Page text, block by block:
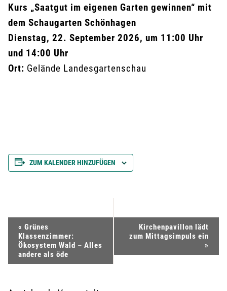
Kurs „Saatgut im eigenen Garten gewinnen“ mit
dem Schaugarten Schönhagen
Dienstag, 22. September 2026, um 11:00 Uhr
und 14:00 Uhr
Ort: Gelände Landesgartenschau
ZUM KALENDER HINZUFÜGEN
« Grünes
Klassenzimmer:
Ökosystem Wald – Alles
andere als öde
Kirchenpavillon lädt
zum Mittagsimpuls ein
»